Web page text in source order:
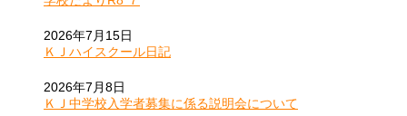
2026年7月15日
ＫＪハイスクール日記
2026年7月8日
ＫＪ中学校入学者募集に係る説明会について